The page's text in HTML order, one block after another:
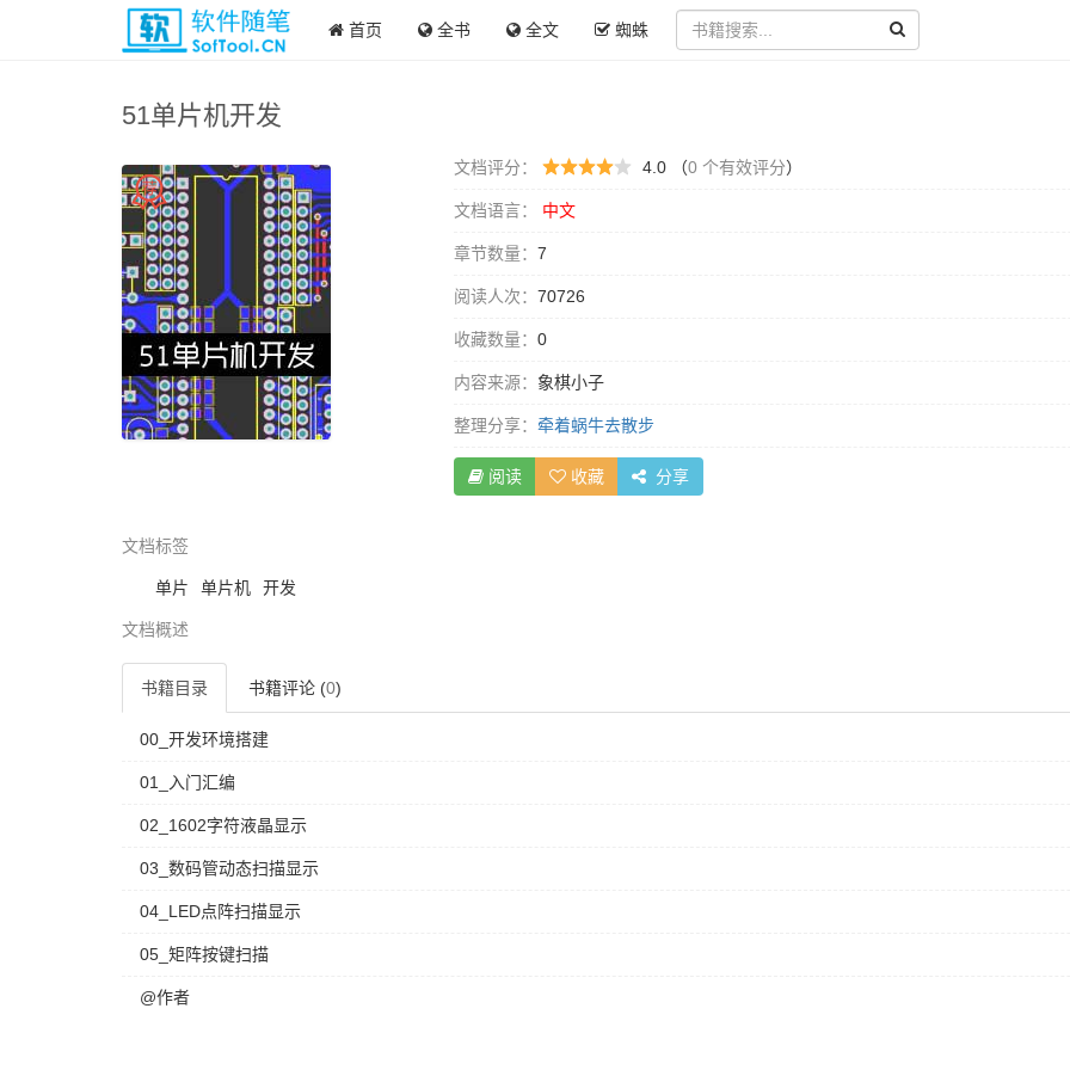
首页 全书 全文 蜘蛛
51单片机开发
文档评分： 4.0 （0 个有效评分）
文档语言： 中文
章节数量： 7
阅读人次： 70726
收藏数量： 0
内容来源： 象棋小子
整理分享： 牵着蜗牛去散步
阅读 收藏 分享
文档标签
单片 单片机 开发
文档概述
书籍目录 书籍评论 (0)
00_开发环境搭建
01_入门汇编
02_1602字符液晶显示
03_数码管动态扫描显示
04_LED点阵扫描显示
05_矩阵按键扫描
@作者